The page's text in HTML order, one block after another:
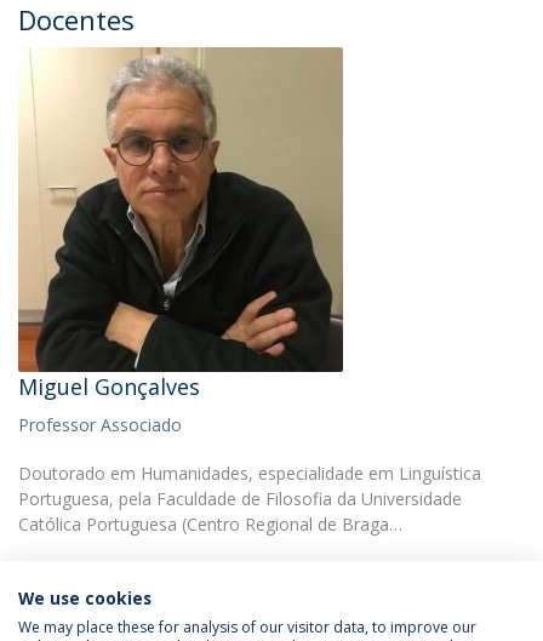
Docentes
Miguel Gonçalves
Professor Associado
Doutorado em Humanidades, especialidade em Linguística
Portuguesa, pela Faculdade de Filosofia da Universidade
Católica Portuguesa (Centro Regional de Braga…
We use cookies
We may place these for analysis of our visitor data, to improve our